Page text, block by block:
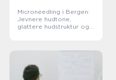
Microneedling i Bergen:
Jevnere hudtone,
glattere hudstruktur og